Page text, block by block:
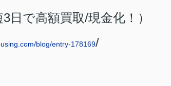
3日で高額買取/現金化！）
blog/entry-178169/